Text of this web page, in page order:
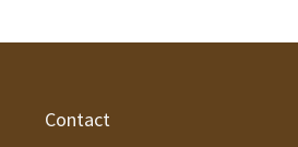
Contact